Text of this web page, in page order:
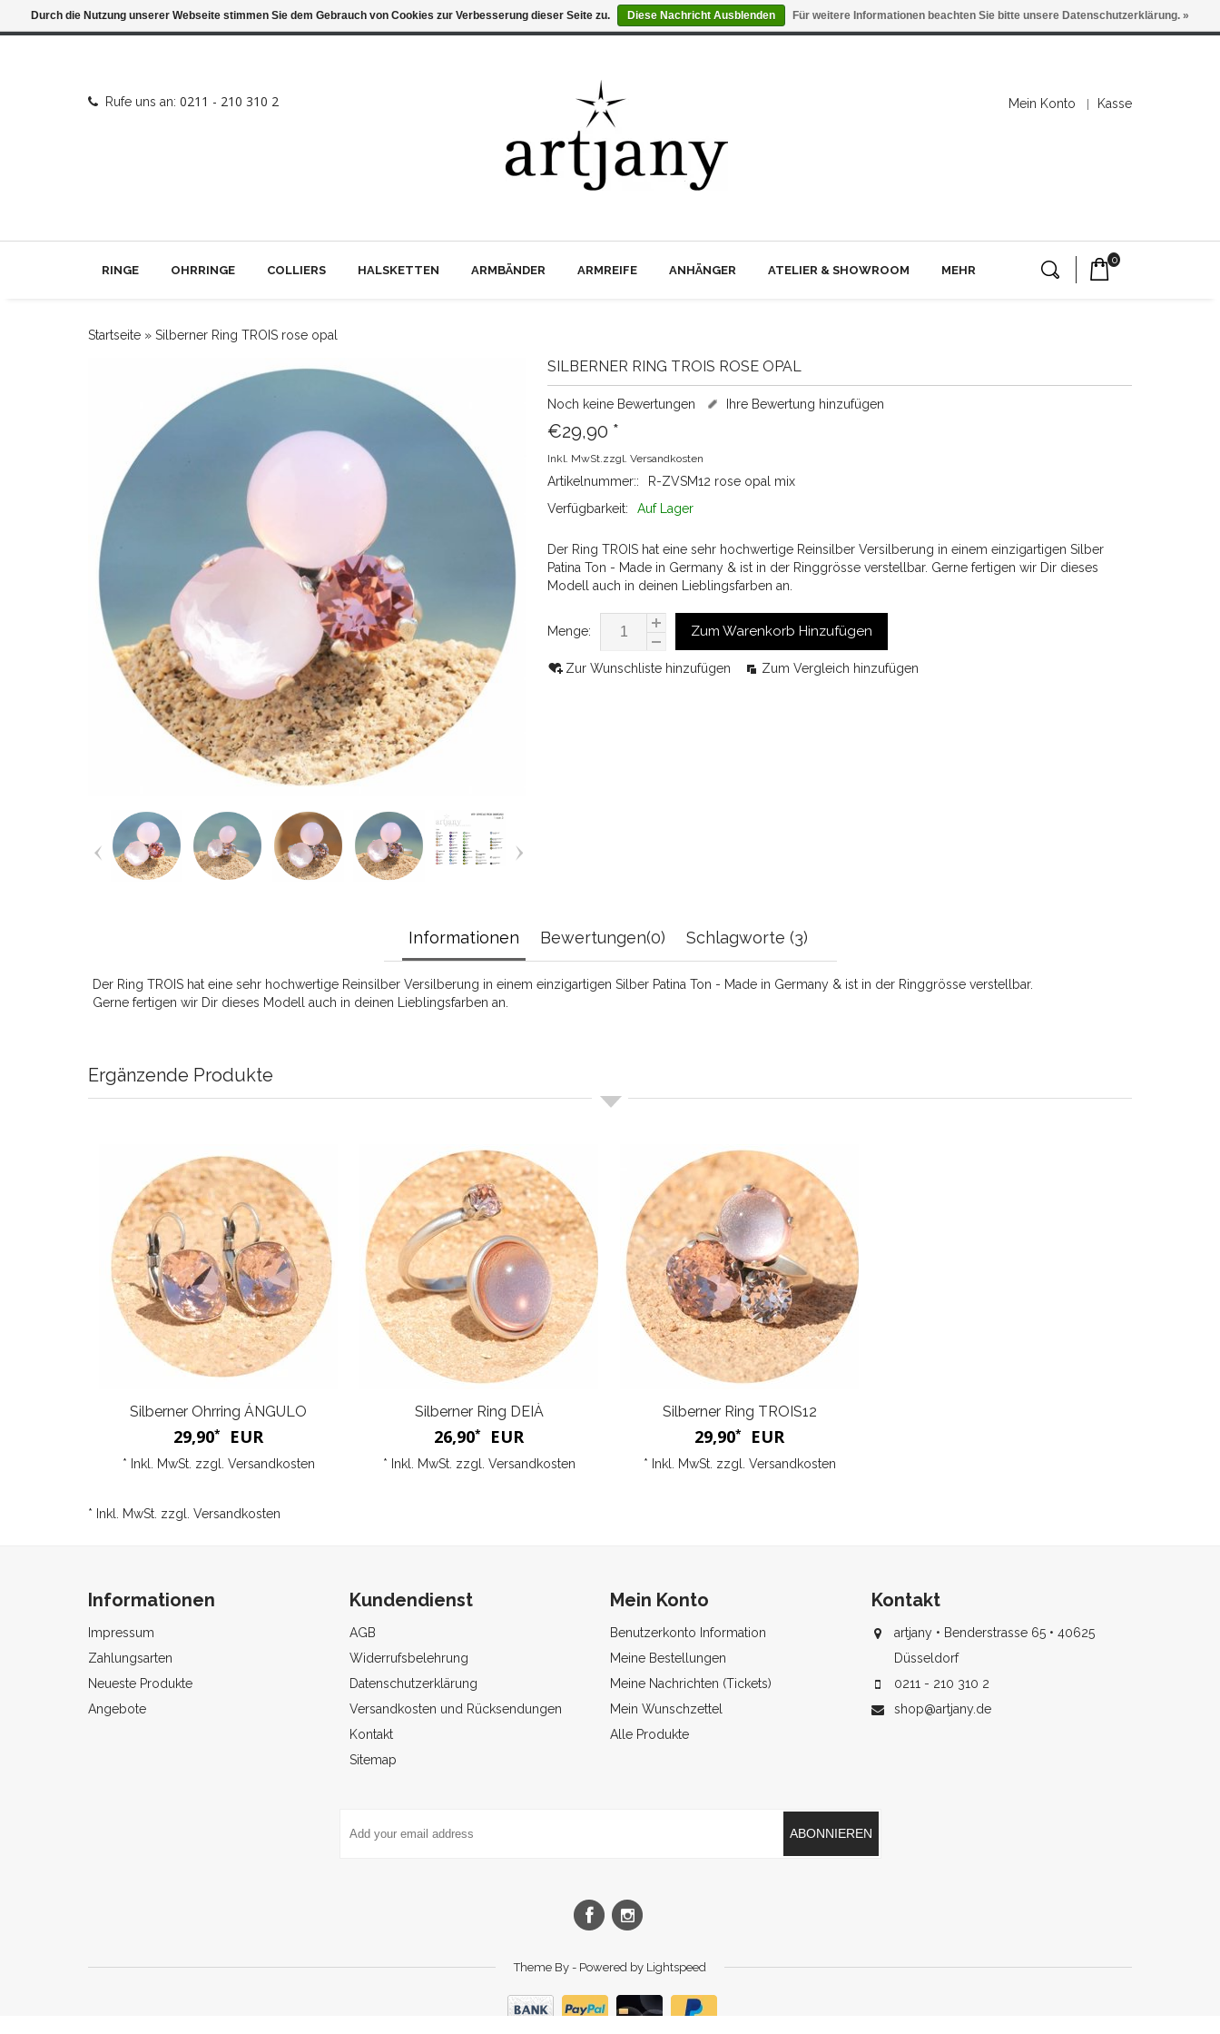
Rufe uns an: 0211 - 210 310 2 Mein Konto Kasse
RINGE OHRRINGE COLLIERS HALSKETTEN ARMBÄNDER ARMREIFE ANHÄNGER ATELIER & SHOWROOM MEHR
0
Startseite » Silberner Ring TROIS rose opal
SILBERNER RING TROIS ROSE OPAL
Noch keine Bewertungen Ihre Bewertung hinzufügen
€29,90 *
Inkl. MwSt.zzgl. Versandkosten
Artikelnummer::
R-ZVSM12 rose opal mix
Verfügbarkeit:
Auf Lager
Der Ring TROIS hat eine sehr hochwertige Reinsilber Versilberung in einem einzigartigen Silber
Patina Ton - Made in Germany & ist in der Ringgrösse verstellbar. Gerne fertigen wir Dir dieses
Modell auch in deinen Lieblingsfarben an.
Menge: Zum Warenkorb Hinzufügen
Zur Wunschliste hinzufügen Zum Vergleich hinzufügen
Informationen Bewertungen(0) Schlagworte (3)
Der Ring TROIS hat eine sehr hochwertige Reinsilber Versilberung in einem einzigartigen Silber Patina Ton - Made in Germany & ist in der Ringgrösse verstellbar.
Gerne fertigen wir Dir dieses Modell auch in deinen Lieblingsfarben an.
Ergänzende Produkte
Silberner Ohrring ÁNGULO
29,90* EUR
* Inkl. MwSt. zzgl. Versandkosten
Silberner Ring DEIÀ
26,90* EUR
* Inkl. MwSt. zzgl. Versandkosten
Silberner Ring TROIS12
29,90* EUR
* Inkl. MwSt. zzgl. Versandkosten
* Inkl. MwSt. zzgl. Versandkosten
Informationen
Impressum
Zahlungsarten
Neueste Produkte
Angebote
Kundendienst
AGB
Widerrufsbelehrung
Datenschutzerklärung
Versandkosten und Rücksendungen
Kontakt
Sitemap
Mein Konto
Benutzerkonto Information
Meine Bestellungen
Meine Nachrichten (Tickets)
Mein Wunschzettel
Alle Produkte
Kontakt
artjany • Benderstrasse 65 • 40625
Düsseldorf
0211 - 210 310 2
shop@artjany.de
ABONNIEREN
Theme By - Powered by Lightspeed
Durch die Nutzung unserer Webseite stimmen Sie dem Gebrauch von Cookies zur Verbesserung dieser Seite zu. Diese Nachricht Ausblenden Für weitere Informationen beachten Sie bitte unsere Datenschutzerklärung. »